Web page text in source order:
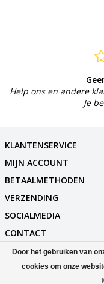
Help ons en andere
Je
KLANTENSERVICE
MIJN ACCOUNT
BETAALMETHODEN
VERZENDING
SOCIALMEDIA
CONTACT
© Copyright 2026
All
Door het gebruiken van
cookies om onze